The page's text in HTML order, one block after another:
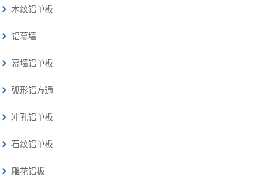
木纹铝单板
铝幕墙
幕墙铝单板
弧形铝方通
冲孔铝单板
石纹铝单板
雕花铝板